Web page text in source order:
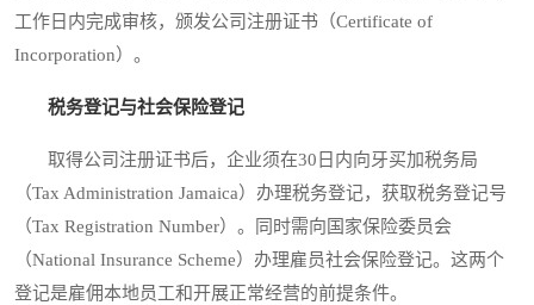
工作日内完成审核，颁发公司注册证书（Certificate of
Incorporation）。
税务登记与社会保险登记
取得公司注册证书后，企业须在30日内向牙买加税务局
（Tax Administration Jamaica）办理税务登记，获取税务登记号
（Tax Registration Number）。同时需向国家保险委员会
（National Insurance Scheme）办理雇员社会保险登记。这两个
登记是雇佣本地员工和开展正常经营的前提条件。